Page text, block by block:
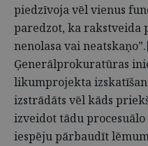
piedzīvoja vēl vienus
paredzot, ka rakstveida
nenolasa vai
Ģenerālprokuratūras
likumprojekta
izstrādāts vēl kāds
izveidot tādu
iespēju pārbaudīt